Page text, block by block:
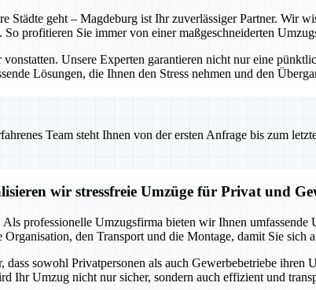
Städte geht – Magdeburg ist Ihr zuverlässiger Partner. Wir
profitieren Sie immer von einer maßgeschneiderten
Unsere Experten garantieren nicht nur eine
Lösungen, die Ihnen den Stress nehmen und den
Team steht Ihnen von der ersten Anfrage bis zum
wir stressfreie Umzüge für Privat und
professionelle Umzugsfirma bieten wir Ihnen
den Transport und die Montage, damit Sie sich
sowohl Privatpersonen als auch Gewerbebetriebe
Ihr Umzug nicht nur sicher, sondern auch effizient und